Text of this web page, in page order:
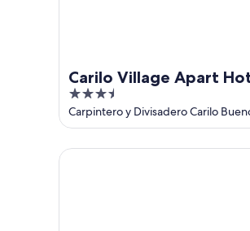
Carilo Village Apart
3.5
out
of
5
Carpintero y Divisadero Carilo
Posada Del Bosque Cariló